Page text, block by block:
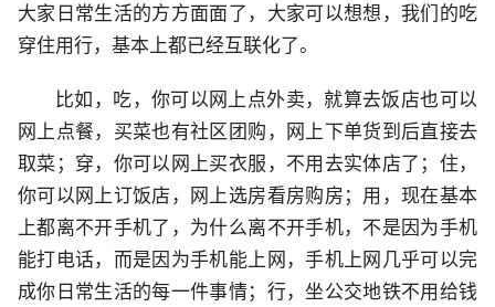
大家日常生活的方方面面了，大家可以想想，我们的吃
穿住用行，基本上都已经互联化了。
比如，吃，你可以网上点外卖，就算去饭店也可以
网上点餐，买菜也有社区团购，网上下单货到后直接去
取菜；穿，你可以网上买衣服，不用去实体店了；住，
你可以网上订饭店，网上选房看房购房；用，现在基本
上都离不开手机了，为什么离不开手机，不是因为手机
能打电话，而是因为手机能上网，手机上网几乎可以完
成你日常生活的每一件事情；行，坐公交地铁不用给钱